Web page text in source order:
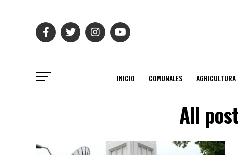
INICIO COMUNALES AGRICULTURA
All